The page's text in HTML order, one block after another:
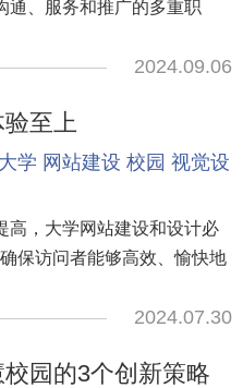
通、服务和推广的多重职
2024.09.06
至上
大学 网站建设 校园 视觉设
高，大学网站建设和设计必
保访问者能够高效、愉快地
2024.07.30
园的3个创新策略